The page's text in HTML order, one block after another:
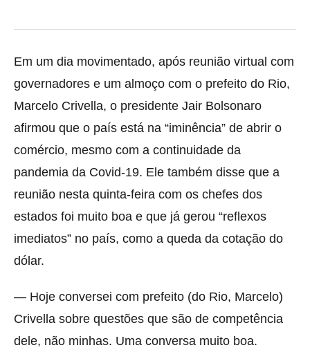
Em um dia movimentado, após reunião virtual com
governadores e um almoço com o prefeito do Rio,
Marcelo Crivella, o presidente Jair Bolsonaro
afirmou que o país está na “iminência” de abrir o
comércio, mesmo com a continuidade da
pandemia da Covid-19. Ele também disse que a
reunião nesta quinta-feira com os chefes dos
estados foi muito boa e que já gerou “reflexos
imediatos” no país, como a queda da cotação do
dólar.
— Hoje conversei com prefeito (do Rio, Marcelo)
Crivella sobre questões que são de competência
dele, não minhas. Uma conversa muito boa.